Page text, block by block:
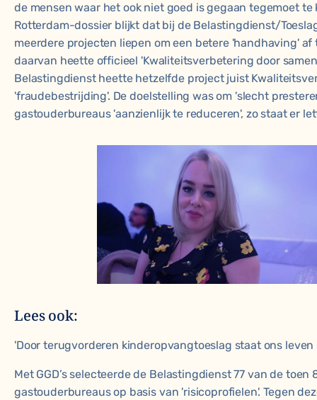
de mensen waar het ook niet goed is gegaan tegemoet te
Rotterdam-dossier blijkt dat bij de Belastingdienst/
meerdere projecten liepen om een betere 'handhaving' af
daarvan heette officieel 'Kwaliteitsverbetering door
Belastingdienst heette hetzelfde project juist
'fraudebestrijding'. De doelstelling was om 'slecht
gastouderbureaus 'aanzienlijk te reduceren', zo staat er
Lees ook:
'Door terugvorderen kinderopvangtoeslag staat ons leven
Met GGD’s selecteerde de Belastingdienst 77 van de toen
gastouderbureaus op basis van 'risicoprofielen'. Tegen